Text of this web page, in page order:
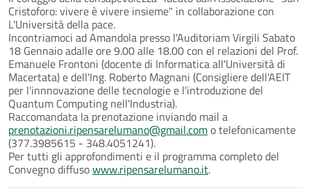
Cristoforo: vivere è vivere insieme" in collaborazione con
L'Università della pace.
Incontriamoci ad Amandola presso l'Auditoriam Virgili Sabato
18 Gennaio adalle ore 9.00 alle 18.00 con el relazioni del Prof.
Emanuele Frontoni (docente di Informatica all'Università di
Macertata) e dell'Ing. Roberto Magnani (Consigliere dell'AEIT
per l'innnovazione delle tecnologie e l'introduzione del
Quantum Computing nell'Industria).
Raccomandata la prenotazione inviando mail a
prenotazioni.ripensarelumano@gmail.como telefonicamente
(377.3985615 - 348.4051241).
Per tutti gli approfondimenti e il programma completo del
Convegno diffusowww.ripensarelumano.it.